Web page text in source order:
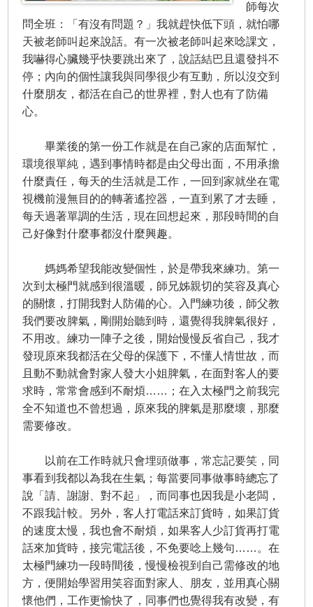
師每次
問全班：「有沒有問題？」我就趕快低下頭，就怕哪
天被老師叫起來說話。有一次被老師叫起來唸課文，
我嚇得心臟幾乎快要跳出來了，說話結巴且還發抖不
停；內向的個性讓我與同學很少有互動，所以沒交到
什麼朋友，都活在自己的世界裡，對人也有了防備
心。
畢業後的第一份工作就是在自己家的店面幫忙，
環境很單純，遇到事情時都是由父母出面，不用承擔
什麼責任，每天的生活就是工作，一回到家就坐在電
視機前漫無目的的轉著遙控器，一直到累了才去睡，
每天過著單調的生活，現在回想起來，那段時間的自
己好像對什麼事都沒什麼興趣。
媽媽希望我能改變個性，於是帶我來練功。第一
次到太極門就感到很溫暖，師兄姊親切的笑容及真心
的關懷，打開我對人防備的心。入門練功後，師父教
我們要改脾氣，剛開始聽到時，還覺得我脾氣很好，
不用改。練功一陣子之後，開始慢慢反省自己，我才
發現原來我都活在父母的保護下，不懂人情世故，而
且動不動就會對家人發大小姐脾氣，在面對客人的要
求時，常常會感到不耐煩……；在入太極門之前我完
全不知道也不曾想過，原來我的脾氣是那麼壞，那麼
需要修改。
以前在工作時就只會埋頭做事，常忘記要笑，同
事看到我都以為我在生氣；每當要同事做事時總忘了
說「請、謝謝、對不起」，而同事也因我是小老闆，
不跟我計較。另外，客人打電話來訂貨時，如果訂貨
的速度太慢，我也會不耐煩，如果客人少訂貨再打電
話來加貨時，接完電話後，不免要唸上幾句……。在
太極門練功一段時間後，慢慢檢視到自己需修改的地
方，便開始學習用笑容面對家人、朋友，並用真心關
懷他們，工作更愉快了，同事們也覺得我有改變，有